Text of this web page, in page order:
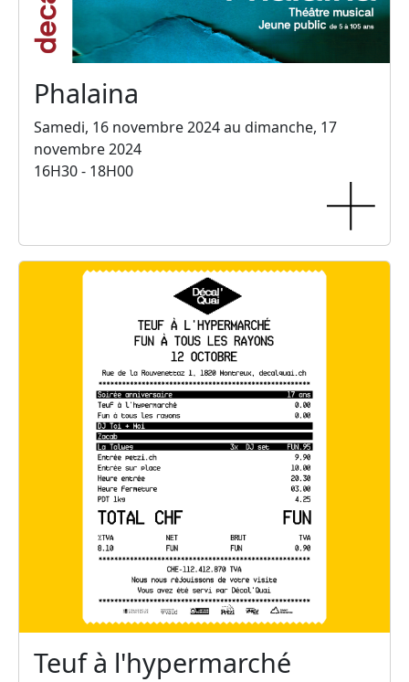
Phalaina
Samedi, 16 novembre 2024 au dimanche, 17
novembre 2024
16H30 - 18H00
Teuf à l'hypermarché